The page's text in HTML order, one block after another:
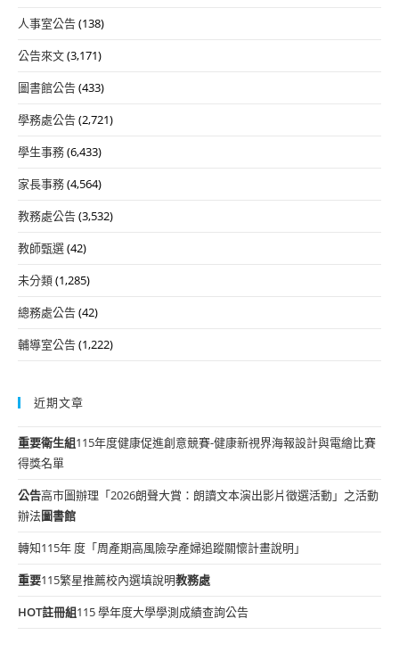
人事室公告(138)
公告來文(3,171)
圖書館公告(433)
學務處公告(2,721)
學生事務(6,433)
家長事務(4,564)
教務處公告(3,532)
教師甄選(42)
未分類(1,285)
總務處公告(42)
輔導室公告(1,222)
近期文章
重要衛生組115年度健康促進創意競賽-健康新視界海報設計與電繪比賽
得獎名單
公告高市圖辦理「2026朗聲大賞：朗讀文本演出影片徵選活動」之活動
辦法圖書館
轉知115年 度「周產期高風險孕產婦追蹤關懷計畫說明」
重要115繁星推薦校內選填說明教務處
HOT註冊組115 學年度大學學測成績查詢公告